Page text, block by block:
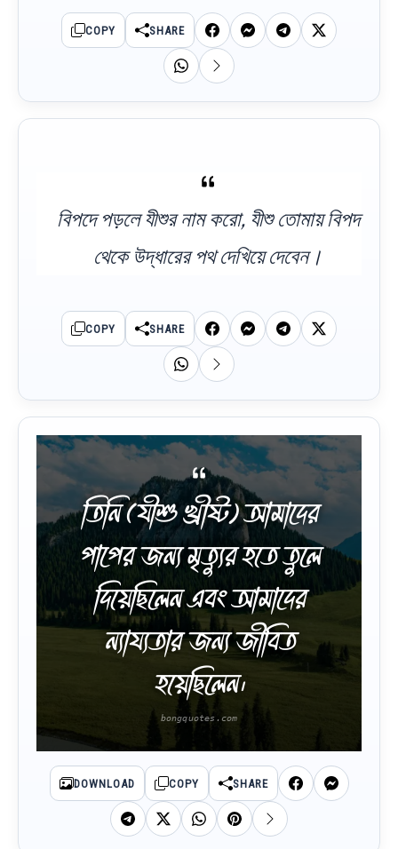
COPY SHARE
বিপদে পড়লে যীশুর নাম করো, যীশু তোমায় বিপদ
থেকে উদ্ধারের পথ দেখিয়ে দেবেন।
COPY SHARE
তিনি (যীশু খ্রীষ্ট) আমাদের
পাপের জন্য মৃত্যুর হতে তুলে
দিয়েছিলেন এবং আমাদের
ন্যায্যতার জন্য জীবিত
হয়েছিলেন।
DOWNLOAD COPY SHARE